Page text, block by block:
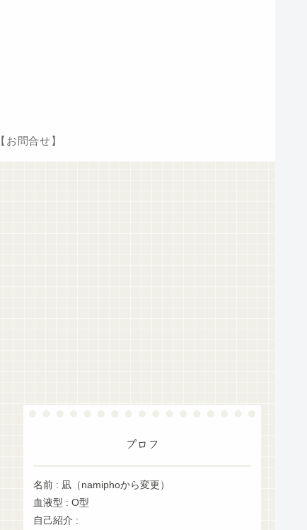
【お問合せ】
プロフ
名前 : 凪（namiphoから変更）
血液型 : O型
自己紹介 :